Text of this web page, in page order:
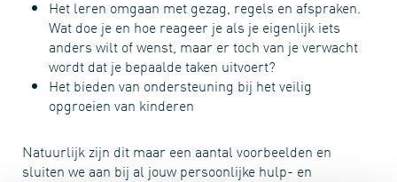
Het leren omgaan met gezag, regels en afspraken.
Wat doe je en hoe reageer je als je eigenlijk iets
anders wilt of wenst, maar er toch van je verwacht
wordt dat je bepaalde taken uitvoert?
Het bieden van ondersteuning bij het veilig
opgroeien van kinderen
Natuurlijk zijn dit maar een aantal voorbeelden en
sluiten we aan bij al jouw persoonlijke hulp- en